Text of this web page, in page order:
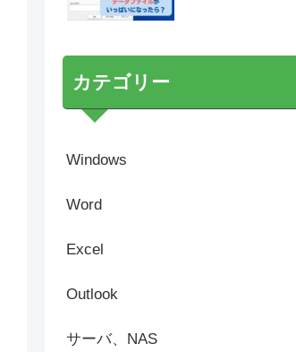
カテゴリー
Windows
Word
Excel
Outlook
サーバ、NAS